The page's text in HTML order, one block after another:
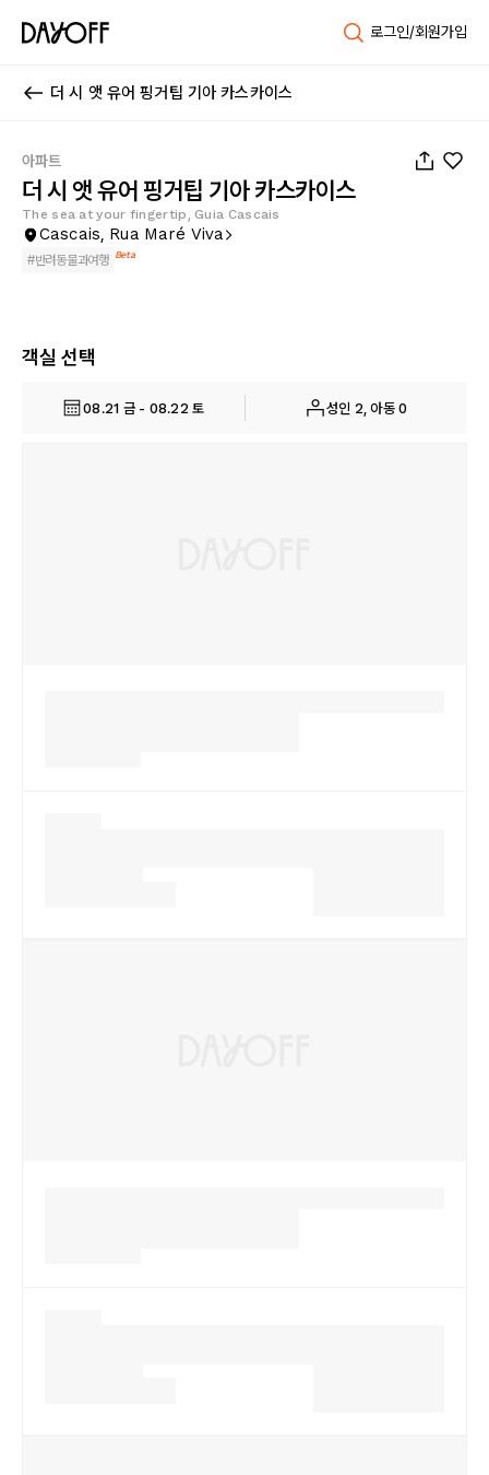
로그인/회원가입
더 시 앳 유어 핑거팁 기아 카스카이스
아파트
더 시 앳 유어 핑거팁 기아 카스카이스
The sea at your fingertip, Guia Cascais
Cascais, Rua Maré Viva
#반려동물과여행 Beta
객실 선택
08.21 금 - 08.22 토 성인 2, 아동 0